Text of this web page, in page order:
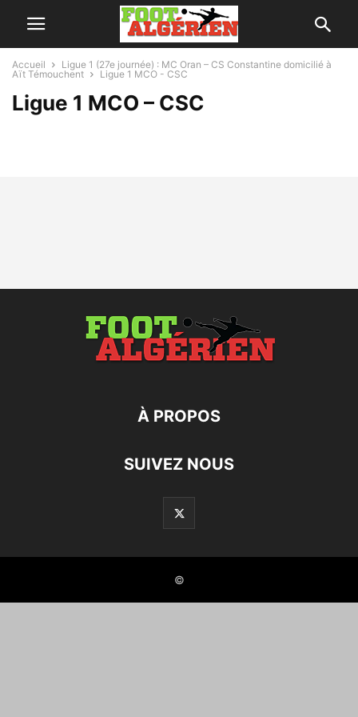
Accueil
Ligue 1 (27e journée) : MC Oran – CS Constantine domicilié à
Aït Témouchent
Ligue 1 MCO - CSC
Ligue 1 MCO – CSC
À PROPOS
SUIVEZ NOUS
©